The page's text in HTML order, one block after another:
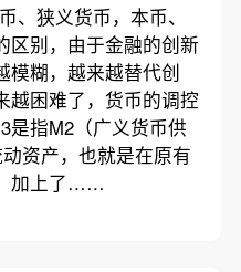
、狭义货币，本币、
区别，由于金融的创新
模糊，越来越替代创
越困难了，货币的调控
是指M2（广义货币供
资产，也就是在原有
加上了……